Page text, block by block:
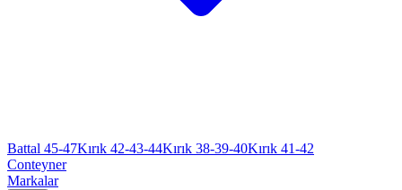
Battal 45-47Kırık 42-43-44Kırık 38-39-40Kırık 41-42
Conteyner
Markalar